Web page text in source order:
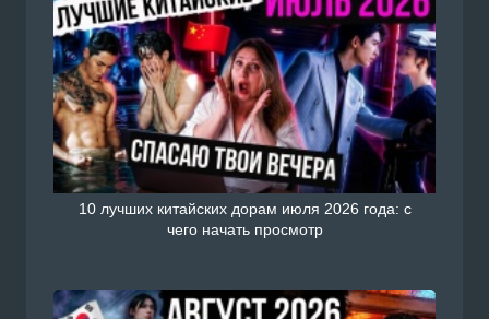
10 лучших китайских дорам июля 2026 года: с
чего начать просмотр